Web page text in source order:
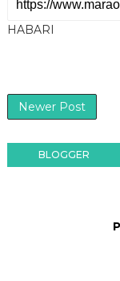
HABARI
Newer Post
BLOGGER